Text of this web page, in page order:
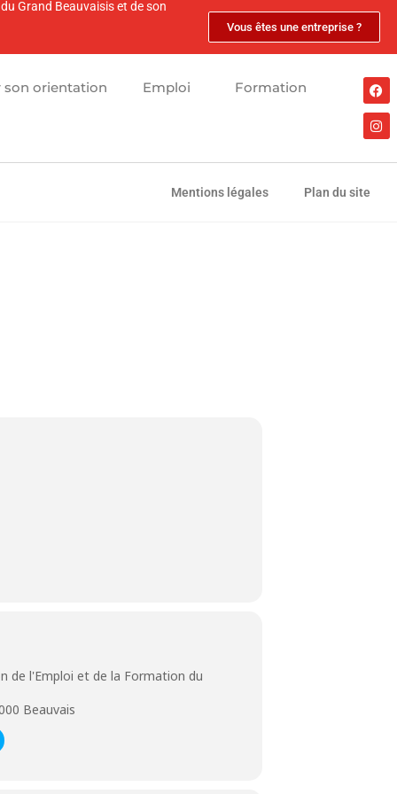
Grand Beauvaisis et de son
Vous êtes une entreprise ?
son orientation Emploi Formation
Mentions légales Plan du site
de l'Emploi et de la Formation du
Beauvais